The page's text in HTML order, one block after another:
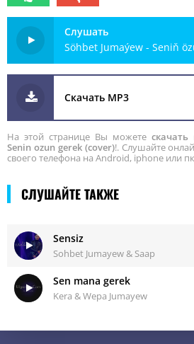
Слушать
Söhbet Jumaýew - Seniň
Скачать MP3
На этой странице Вы можете
Senin ozun gerek (cover)!. Слушайте
своего телефона на Android, iphone или
СЛУШАЙТЕ ТАКЖЕ
Sensiz
Sohbet Jumayew & Saap
Sen mana gerek
Kera & Wepa Jumayew